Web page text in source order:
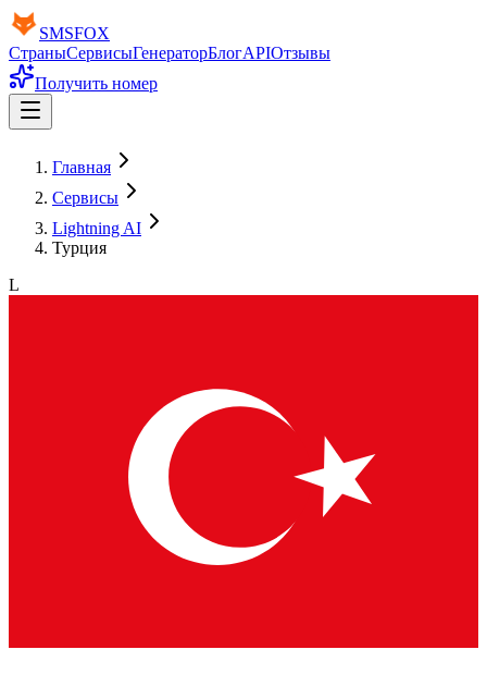
SMSFOX
СтраныСервисыГенераторБлогAPIОтзывы
Получить номер
Главная
Сервисы
Lightning AI
Турция
L